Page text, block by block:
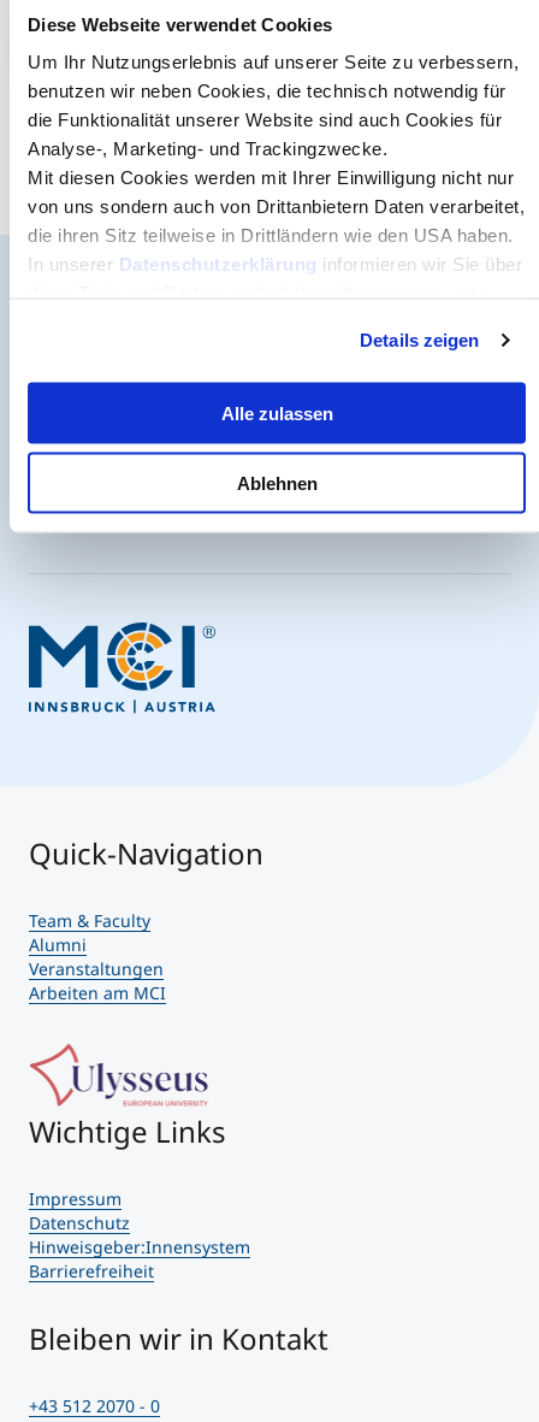
Diese Webseite verwendet Cookies
Um Ihr Nutzungserlebnis auf unserer Seite zu verbessern,
benutzen wir neben Cookies, die technisch notwendig für
die Funktionalität unserer Website sind auch Cookies für
Analyse-, Marketing- und Trackingzwecke.
Mit diesen Cookies werden mit Ihrer Einwilligung nicht nur
von uns sondern auch von Drittanbietern Daten verarbeitet,
die ihren Sitz teilweise in Drittländern wie den USA haben.
In unserer Datenschutzerklärung informieren wir Sie über
Details zeigen
Alle zulassen
Ablehnen
Mehr dazu
entscheidenden Schritt voraus.
Quick-Navigation
Team & Faculty
Alumni
Veranstaltungen
Arbeiten am MCI
Wichtige Links
Impressum
Datenschutz
Hinweisgeber:Innensystem
Barrierefreiheit
Bleiben wir in Kontakt
+43 512 2070 - 0